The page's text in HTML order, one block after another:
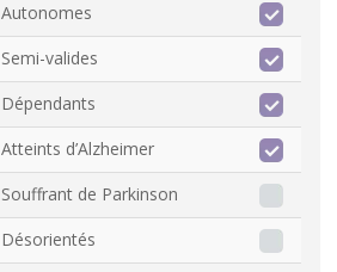
Autonomes
Semi-valides
Dépendants
Atteints d’Alzheimer
Souffrant de Parkinson
Désorientés